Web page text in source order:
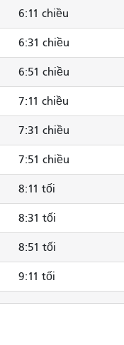
6:11 chiều
6:31 chiều
6:51 chiều
7:11 chiều
7:31 chiều
7:51 chiều
8:11 tối
8:31 tối
8:51 tối
9:11 tối